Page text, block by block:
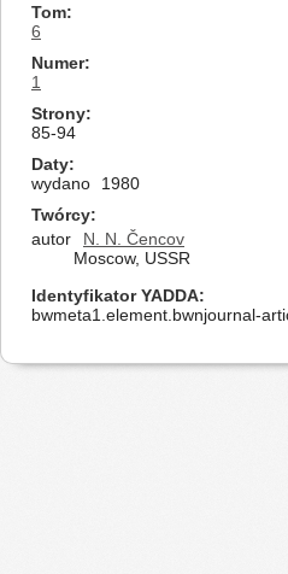
Tom
6
Numer
1
Strony
85-94
Daty
wydano
1980
Twórcy
autor
N. N. Čencov
Moscow, USSR
Identyfikator YADDA
bwmeta1.element.bwnjournal-